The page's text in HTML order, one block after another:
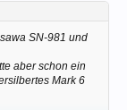
SN-981 und
aber schon ein
Mark 6